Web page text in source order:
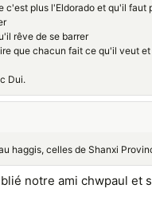
c'est plus l'Eldorado et qu'il faut
rêve de se barrer
que chacun fait ce qu'il veut
Dui.
haggis, celles de Shanxi
notre ami chwpaul et